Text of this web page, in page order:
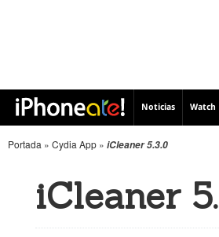
Noticias Watch
Portada » Cydia App » iCleaner 5.3.0
iCleaner